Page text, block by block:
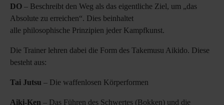
DO – Beschreibt den Weg als das eigentliche Ziel, um „das
Absolute zu erreichen“. Dies beinhaltet
alle philosophische Prinzipien jeder Kampfkunst.
Die Trainer lehren dabei die Form des Takemusu Aikido. Diese
besteht aus:
Tai Jutsu – Die waffenlosen Körperformen
Aiki-Ken – Das Führen des Schwertes (Bokken) und die